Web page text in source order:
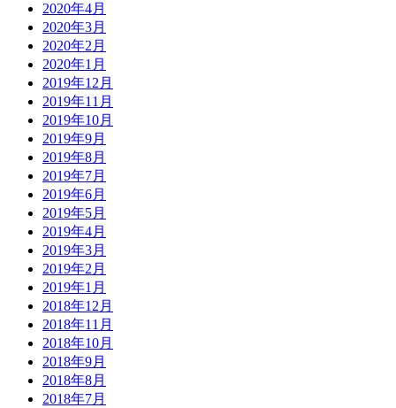
2020年4月
2020年3月
2020年2月
2020年1月
2019年12月
2019年11月
2019年10月
2019年9月
2019年8月
2019年7月
2019年6月
2019年5月
2019年4月
2019年3月
2019年2月
2019年1月
2018年12月
2018年11月
2018年10月
2018年9月
2018年8月
2018年7月